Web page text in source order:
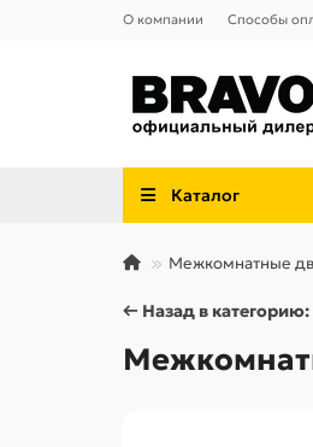
О компании Способы
Каталог
Межкомнатные
← Назад в категорию: